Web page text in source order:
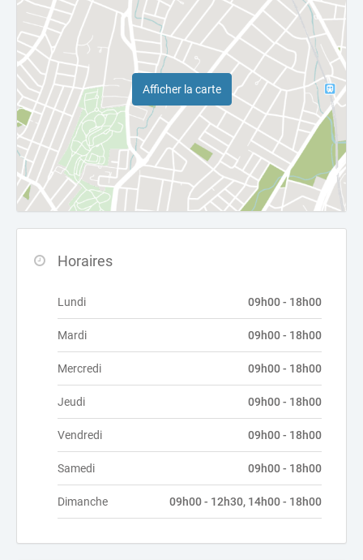
Afficher la carte
Horaires
Lundi 09h00 - 18h00
Mardi 09h00 - 18h00
Mercredi 09h00 - 18h00
Jeudi 09h00 - 18h00
Vendredi 09h00 - 18h00
Samedi 09h00 - 18h00
Dimanche 09h00 - 12h30, 14h00 - 18h00